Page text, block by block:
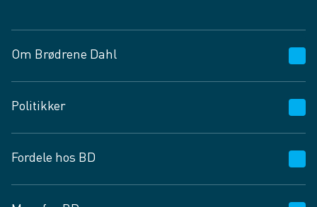
Om Brødrene Dahl
Vagttelefon 30 10 89 89
Spørgsmål og svar
Job og karriere
Fødevarekontrolrapport
Politikker
Privatlivspolitik
Cookies
Fordele hos BD